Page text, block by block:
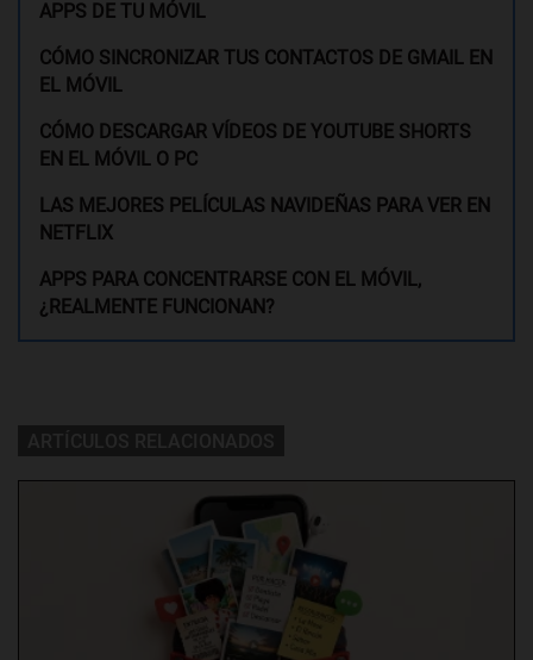
APPS DE TU MÓVIL
CÓMO SINCRONIZAR TUS CONTACTOS DE GMAIL EN
EL MÓVIL
CÓMO DESCARGAR VÍDEOS DE YOUTUBE SHORTS
EN EL MÓVIL O PC
LAS MEJORES PELÍCULAS NAVIDEÑAS PARA VER EN
NETFLIX
APPS PARA CONCENTRARSE CON EL MÓVIL,
¿REALMENTE FUNCIONAN?